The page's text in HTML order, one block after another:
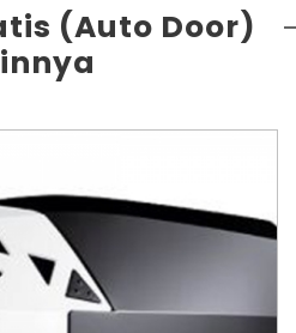
(Auto Door)